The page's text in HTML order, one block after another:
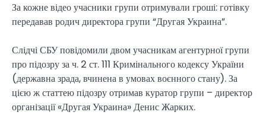
За кожне відео учасники групи отримували гроші: готівку
передавав родич директора групи “Другая Украина”.
Слідчі СБУ повідомили двом учасникам агентурної групи
про підозру за ч. 2 ст. 111 Кримінального кодексу України
(державна зрада, вчинена в умовах воєнного стану). За
цією ж статтею підозру отримав куратор групи – директор
організації «Другая Украина» Денис Жарких.